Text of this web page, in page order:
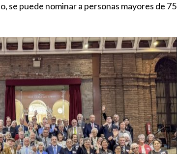
se puede nominar a personas mayores de 75